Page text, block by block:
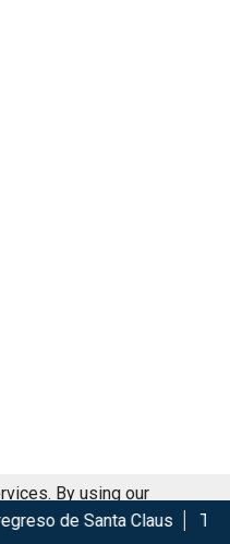
Taquilla | Éxito de
By using our
cookies.
Got it